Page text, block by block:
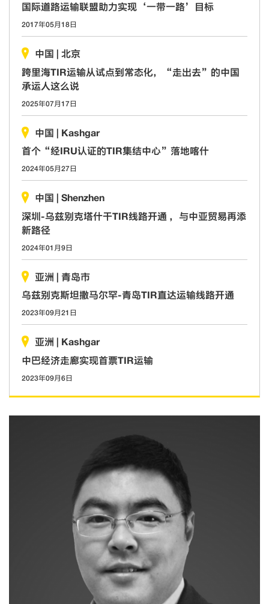
国际道路运输联盟助力实现‘一带一路’目标
2017年05月18日
中国 | 北京
跨里海TIR运输从试点到常态化，“走出去”的中国
承运人这么说
2025年07月17日
中国 | Kashgar
首个“经IRU认证的TIR集结中心”落地喀什
2024年05月27日
中国 | Shenzhen
深圳-乌兹别克塔什干TIR线路开通 ，与中亚贸易再添
新路径
2024年01月9日
亚洲 | 青岛市
乌兹别克斯坦撒马尔罕-青岛TIR直达运输线路开通
2023年09月21日
亚洲 | Kashgar
中巴经济走廊实现首票TIR运输
2023年09月6日